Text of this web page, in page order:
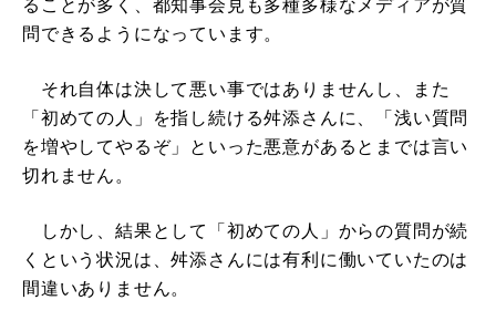
ることが多く、都知事会見も多種多様なメディアが質
問できるようになっています。
それ自体は決して悪い事ではありませんし、また
「初めての人」を指し続ける舛添さんに、「浅い質問
を増やしてやるぞ」といった悪意があるとまでは言い
切れません。
しかし、結果として「初めての人」からの質問が続
くという状況は、舛添さんには有利に働いていたのは
間違いありません。